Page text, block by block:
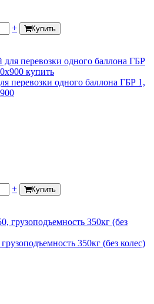
+ Купить
перевозки одного баллона ГБР 1,
+ Купить
350кг (без колес)